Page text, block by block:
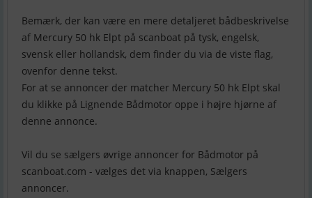
Bemærk, der kan være en mere detaljeret bådbeskrivelse
af Mercury 50 hk Elpt på scanboat på tysk, engelsk,
svensk eller hollandsk, dem finder du via de viste flag,
ovenfor denne tekst.
For at se annoncer der matcher Mercury 50 hk Elpt skal
du klikke på Lignende Bådmotor oppe i højre hjørne af
denne annonce.
Vil du se sælgers øvrige annoncer for Bådmotor på
scanboat.com - vælges det via knappen, Sælgers
annoncer.